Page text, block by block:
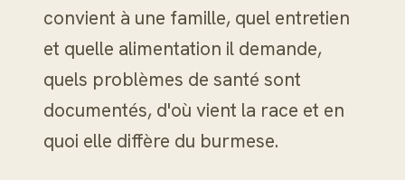
convient à une famille, quel entretien
et quelle alimentation il demande,
quels problèmes de santé sont
documentés, d'où vient la race et en
quoi elle diffère du burmese.